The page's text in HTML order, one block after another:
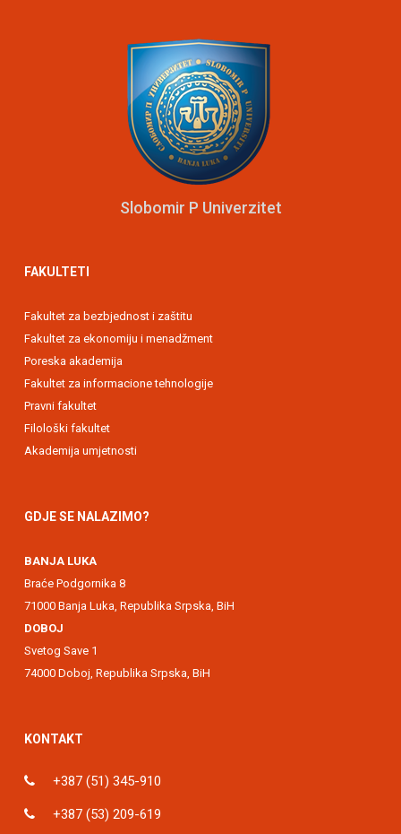
Slobomir P Univerzitet
FAKULTETI
Fakultet za bezbjednost i zaštitu
Fakultet za ekonomiju i menadžment
Poreska akademija
Fakultet za informacione tehnologije
Pravni fakultet
Filološki fakultet
Akademija umjetnosti
GDJE SE NALAZIMO?
BANJA LUKA
Braće Podgornika 8
71000 Banja Luka, Republika Srpska, BiH
DOBOJ
Svetog Save 1
74000 Doboj, Republika Srpska, BiH
KONTAKT
+387 (51) 345-910
+387 (53) 209-619